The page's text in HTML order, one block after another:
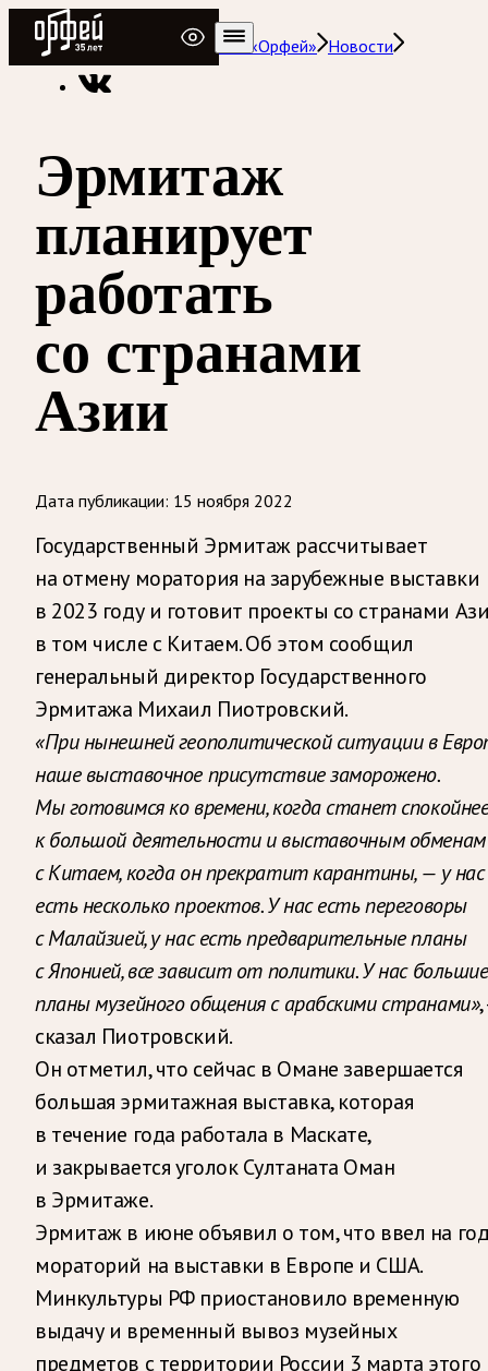
Радио Орфей
Радио классической музыки «Орфей» Новости
Эрмитаж
планирует
работать
со странами
Азии
Дата публикации: 15 ноября 2022
Государственный Эрмитаж рассчитывает
на отмену моратория на зарубежные выставки
в 2023 году и готовит проекты со странами
в том числе с Китаем. Об этом сообщил
генеральный директор Государственного
Эрмитажа Михаил Пиотровский.
«При нынешней геополитической ситуации в
наше выставочное присутствие заморожено.
Мы готовимся ко времени, когда станет
к большой деятельности и выставочным обменам
с Китаем, когда он прекратит карантины, — у нас
есть несколько проектов. У нас есть переговоры
с Малайзией, у нас есть предварительные планы
с Японией, все зависит от политики. У нас большие
планы музейного общения с арабскими странами»
сказал Пиотровский.
Он отметил, что сейчас в Омане завершается
большая эрмитажная выставка, которая
в течение года работала в Маскате,
и закрывается уголок Султаната Оман
в Эрмитаже.
Эрмитаж в июне объявил о том, что ввел на
мораторий на выставки в Европе и США.
Минкультуры РФ приостановило временную
выдачу и временный вывоз музейных
предметов с территории России 3 марта этого